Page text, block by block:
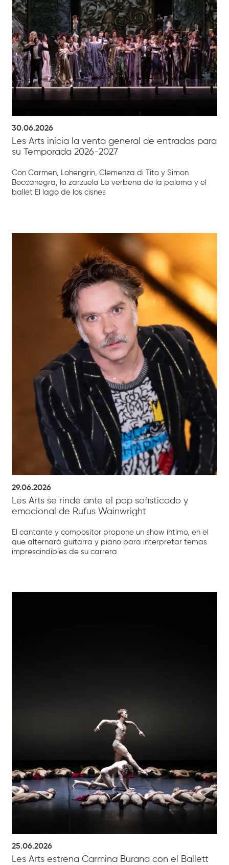
30.06.2026
Les Arts inicia la venta general de entradas para
su Temporada 2026-2027
Con Carmen, Lohengrin, Clemenza di Tito y Simon
Boccanegra, la zarzuela La verbena de la paloma y el
ballet El lago de los cisnes
29.06.2026
Les Arts se rinde ante el pop sofisticado y
emocional de Rufus Wainwright
El cantante y compositor propone un show íntimo, en el
que alternará guitarra y piano para interpretar temas
imprescindibles de su carrera
25.06.2026
Les Arts estrena Carmina Burana con el Ballett